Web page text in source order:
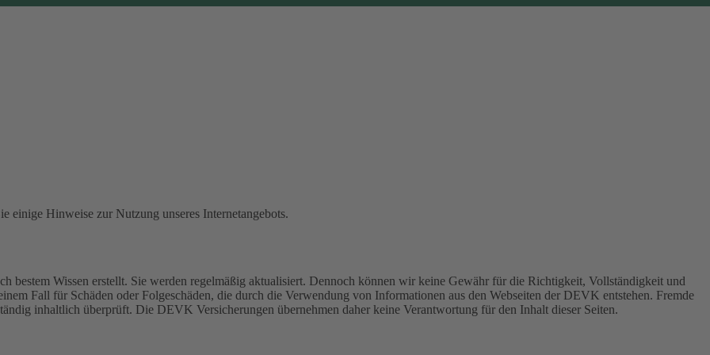
einige Hinweise zur Nutzung unseres Internetangebots.
bestem Wissen erstellt. Sie werden regelmäßig aktualisiert. Dennoch können wir keine Gewähr für die Richtigkeit, Vollständigkeit und
Fall für Schäden oder Folgeschäden, die durch die Verwendung von Informationen aus den Webseiten der DEVK entstehen. Fremde
inhaltlich überprüft. Die DEVK Versicherungen übernehmen daher keine Verantwortung für den Inhalt dieser Seiten.